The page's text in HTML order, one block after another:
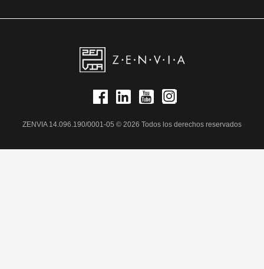
ZENVIA 14.096.190/0001-05 © 2026 Todos los derechos reservados